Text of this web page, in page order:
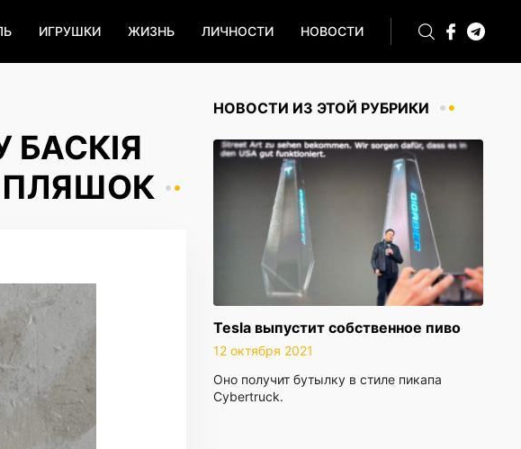
ИГРУШКИ ЖИЗНЬ ЛИЧНОСТИ НОВОСТИ
НОВОСТИ ИЗ ЭТОЙ РУБРИКИ
Tesla выпустит собственное пиво
12 октября 2021
Оно получит бутылку в стиле пикапа
Cybertruck.
БАСКІЯ
ПЛЯШОК